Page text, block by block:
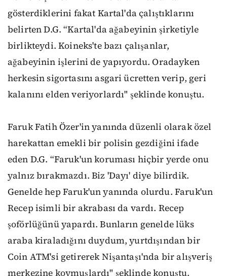
gösterdiklerini fakat Kartal'da çalıştıklarını
belirten D.G. “Kartal'da ağabeyinin şirketiyle
birlikteydi. Koineks'te bazı çalışanlar,
ağabeyinin işlerini de yapıyordu. Oradayken
herkesin sigortasını asgari ücretten verip, geri
kalanını elden veriyorlardı" şeklinde konuştu.
Faruk Fatih Özer'in yanında düzenli olarak özel
harekattan emekli bir polisin gezdiğini ifade
eden D.G. “Faruk'un koruması hiçbir yerde onu
yalnız bırakmazdı. Biz 'Dayı' diye bilirdik.
Genelde hep Faruk'un yanında olurdu. Faruk'un
Recep isimli bir akrabası da vardı. Recep
şoförlüğünü yapardı. Bunların genelde lüks
araba kiraladığını duydum, yurtdışından bir
Coin ATM'si getirerek Nişantaşı'nda bir alışveriş
merkezine koymuşlardı" şeklinde konuştu.